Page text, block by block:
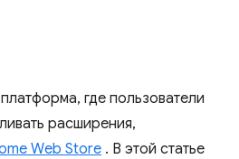
где пользователи
расширения,
Web Store . В этой статье